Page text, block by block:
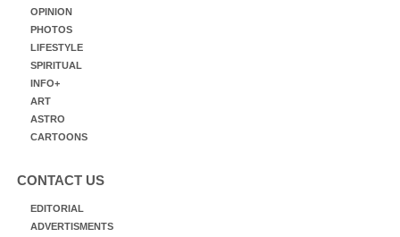
OPINION
PHOTOS
LIFESTYLE
SPIRITUAL
INFO+
ART
ASTRO
CARTOONS
CONTACT US
EDITORIAL
ADVERTISMENTS